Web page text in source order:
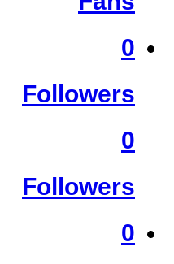
0
Followers
0
Followers
0